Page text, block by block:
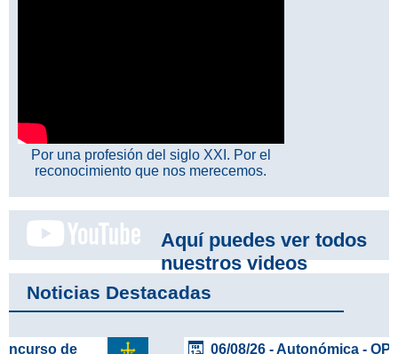
Por una profesión del siglo XXI. Por el
reconocimiento que nos merecemos.
Aquí puedes ver todos
nuestros videos
Noticias Destacadas
06/08/26 - Autonómica - OPE